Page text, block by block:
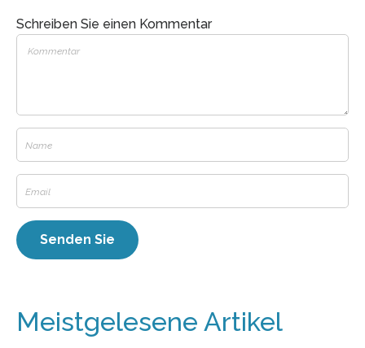
Schreiben Sie einen Kommentar
Meistgelesene Artikel